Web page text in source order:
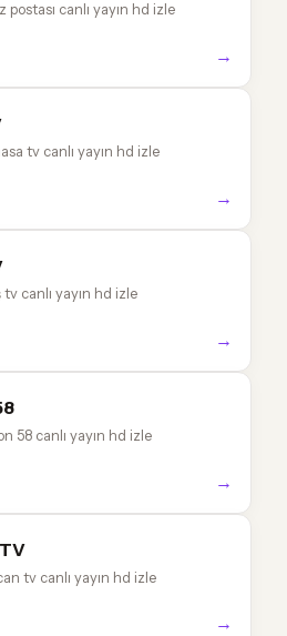
postası canlı yayın hd izle
→
tv canlı yayın hd izle
→
tv canlı yayın hd izle
→
58 canlı yayın hd izle
→
tv canlı yayın hd izle
→